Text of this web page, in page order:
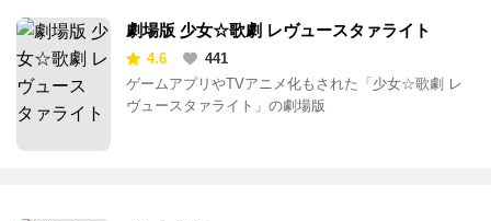
劇場版 少女☆歌劇 レヴュースタァライト
4.6
441
ゲームアプリやTVアニメ化もされた「少女☆歌劇 レ
ヴュースタァライト」の劇場版